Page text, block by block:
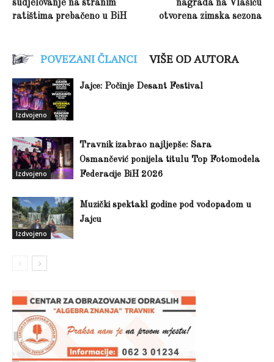
sudjelovanje na stranim
ratištima prebačeno u BiH
nagrada na Vlašiću
otvorena zimska sezona
POVEZANI ČLANCI VIŠE OD AUTORA
Izdvojeno
Jajce: Počinje Desant Festival
Izdvojeno
Travnik izabrao najljepše: Sara
Osmančević ponijela titulu Top Fotomodela
Federacije BiH 2026
Izdvojeno
Muzički spektakl godine pod vodopadom u
Jajcu